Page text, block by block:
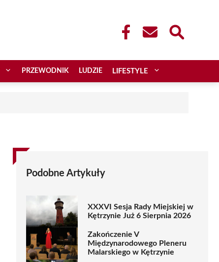
PRZEWODNIK LUDZIE LIFESTYLE
Podobne Artykuły
XXXVI Sesja Rady Miejskiej w
Kętrzynie Już 6 Sierpnia 2026
Zakończenie V
Międzynarodowego Pleneru
Malarskiego w Kętrzynie